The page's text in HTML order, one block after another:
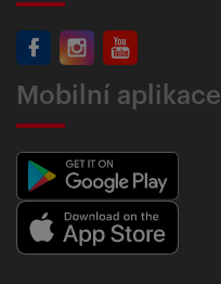
Mobilní aplikace